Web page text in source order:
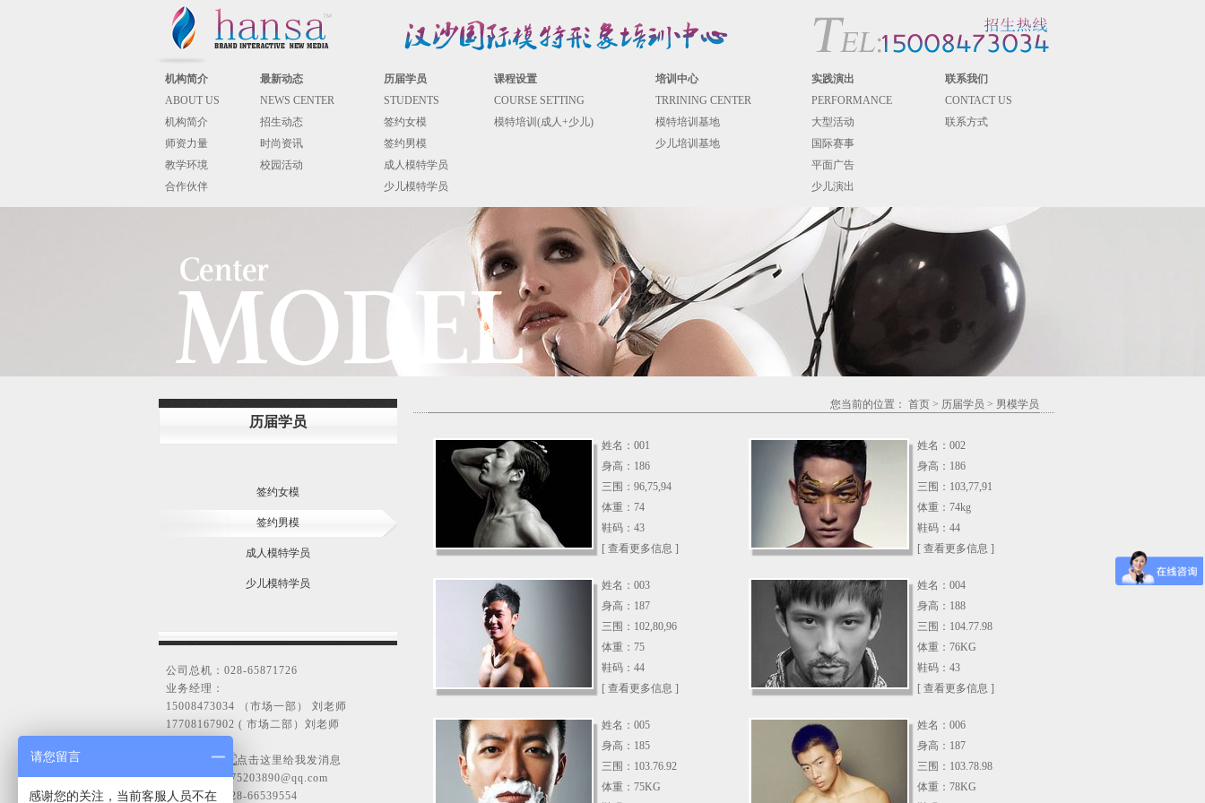
机构简介 最新动态 历届学员 课程设置 培训中心 实践演出
联系我们
ABOUT US
NEWS CENTER STUDENTS COURSE SETTING TRRINING CENTER PERFORMANCE
CONTACT US
机构简介
招生动态 签约女模 模特培训(成人+少儿) 模特培训基地 大型活动
联系方式
师资力量
时尚资讯 签约男模 少儿培训基地
国际赛事
教学环境
校园活动 成人模特学员
平面广告
合作伙伴
少儿模特学员 少儿演出
历届学员
签约女模
签约男模
成人模特学员
少儿模特学员
公司总机：028-65871726
业务经理：
15008473034 （市场一部） 刘老师
17708167902 ( 市场二部）刘老师
客服ＱＱ：
电子邮箱：175203890@qq.com
传真号码：028-66539554
您当前的位置： 首页 > 历届学员 > 男模学员
姓名：001
身高：186
三围：96,75,94
体重：74
鞋码：43
[ 查看更多信息 ]
姓名：002
身高：186
三围：103,77,91
体重：74kg
鞋码：44
[ 查看更多信息 ]
姓名：003
身高：187
三围：102,80,96
体重：75
鞋码：44
[ 查看更多信息 ]
姓名：004
身高：188
三围：104.77.98
体重：76KG
鞋码：43
[ 查看更多信息 ]
姓名：005
身高：185
三围：103.76.92
体重：75KG
姓名：006
身高：187
三围：103.78.98
体重：78KG
请您留言
感谢您的关注，当前客服人员不在